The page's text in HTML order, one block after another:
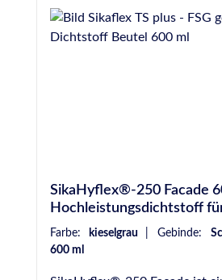
SikaHyflex®-250 Facade 600 ml -
Hochleistungsdichtstoff
Farbe: kieselgrau Gebinde:
600 ml